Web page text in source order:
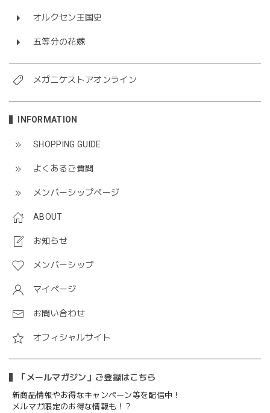
オルクセン王国史
五等分の花嫁
メガニケストアオンライン
INFORMATION
SHOPPING GUIDE
よくあるご質問
メンバーシップページ
ABOUT
お知らせ
メンバーシップ
マイページ
お問い合わせ
オフィシャルサイト
「メールマガジン」ご登録はこちら
新商品情報やお得なキャンペーン等を配信中！
メルマガ限定のお得な情報も！？